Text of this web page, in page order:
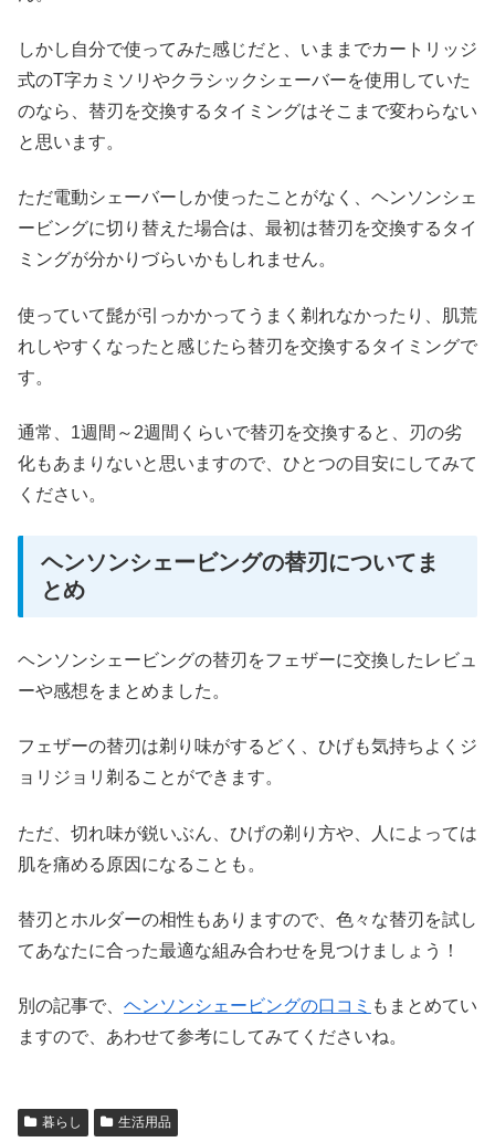
しかし自分で使ってみた感じだと、いままでカートリッジ
式のT字カミソリやクラシックシェーバーを使用していた
のなら、替刃を交換するタイミングはそこまで変わらない
と思います。
ただ電動シェーバーしか使ったことがなく、ヘンソンシェ
ービングに切り替えた場合は、最初は替刃を交換するタイ
ミングが分かりづらいかもしれません。
使っていて髭が引っかかってうまく剃れなかったり、肌荒
れしやすくなったと感じたら替刃を交換するタイミングで
す。
通常、1週間～2週間くらいで替刃を交換すると、刃の劣
化もあまりないと思いますので、ひとつの目安にしてみて
ください。
ヘンソンシェービングの替刃についてま
とめ
ヘンソンシェービングの替刃をフェザーに交換したレビュ
ーや感想をまとめました。
フェザーの替刃は剃り味がするどく、ひげも気持ちよくジ
ョリジョリ剃ることができます。
ただ、切れ味が鋭いぶん、ひげの剃り方や、人によっては
肌を痛める原因になることも。
替刃とホルダーの相性もありますので、色々な替刃を試し
てあなたに合った最適な組み合わせを見つけましょう！
別の記事で、 ヘンソンシェービングの口コミ もまとめてい
ますので、あわせて参考にしてみてくださいね。
暮らし 生活用品